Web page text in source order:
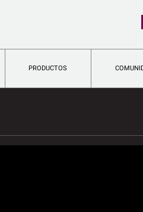
PRODUCTOS